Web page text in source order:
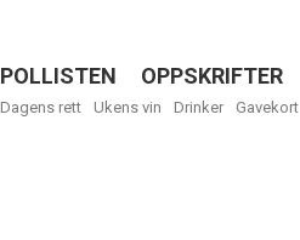
Menu
POLLISTEN OPPSKRIFTER
Dagens rett Ukens vin Drinker Gavekort